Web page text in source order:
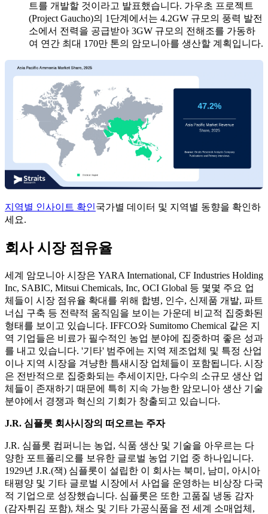
트를 개발할 것이라고 발표했습니다. 가우초 프로젝트
(Project Gaucho)의 1단계에서는 4.2GW 규모의 풍력 발전
소에서 전력을 공급받아 3GW 규모의 전해조를 가동하
여 연간 최대 170만 톤의 암모니아를 생산할 계획입니다.
지역별 인사이트 확인국가별 데이터 및 지역별 동향을 확인하
세요.
회사 시장 점유율
세계 암모니아 시장은 YARA International, CF Industries Holding
Inc, SABIC, Mitsui Chemicals, Inc, OCI Global 등 몇몇 주요 업
체들이 시장 점유율 확대를 위해 합병, 인수, 신제품 개발, 파트
너십 구축 등 전략적 움직임을 보이는 가운데 비교적 집중화된
형태를 보이고 있습니다. IFFCO와 Sumitomo Chemical 같은 지
역 기업들은 비료가 필수적인 농업 분야에 집중하며 좋은 성과
를 내고 있습니다. '기타' 범주에는 지역 제조업체 및 특정 산업
이나 지역 시장을 겨냥한 틈새시장 업체들이 포함됩니다. 시장
은 전반적으로 집중화되는 추세이지만, 다수의 소규모 생산 업
체들이 존재하기 때문에 특히 지속 가능한 암모니아 생산 기술
분야에서 경쟁과 혁신의 기회가 창출되고 있습니다.
J.R. 심플롯 회사시장의 떠오르는 주자
J.R. 심플롯 컴퍼니는 농업, 식품 생산 및 기술을 아우르는 다
양한 포트폴리오를 보유한 글로벌 농업 기업 중 하나입니다.
1929년 J.R.(잭) 심플롯이 설립한 이 회사는 북미, 남미, 아시아
태평양 및 기타 글로벌 시장에서 사업을 운영하는 비상장 다국
적 기업으로 성장했습니다. 심플롯은 또한 고품질 냉동 감자
(감자튀김 포함), 채소 및 기타 가공식품을 전 세계 소매업체,